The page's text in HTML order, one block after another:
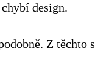
design.
Z těchto